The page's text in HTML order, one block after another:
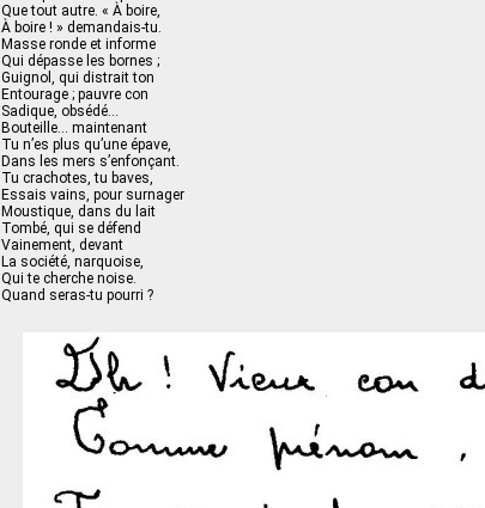
Que tout autre. « À boire,
À boire ! » demandais-tu.
Masse ronde et informe
Qui dépasse les bornes ;
Guignol, qui distrait ton
Entourage ; pauvre con
Sadique, obsédé…
Bouteille… maintenant
Tu n’es plus qu’une épave,
Dans les mers s’enfonçant.
Tu crachotes, tu baves,
Essais vains, pour surnager
Moustique, dans du lait
Tombé, qui se défend
Vainement, devant
La société, narquoise,
Qui te cherche noise.
Quand seras-tu pourri ?